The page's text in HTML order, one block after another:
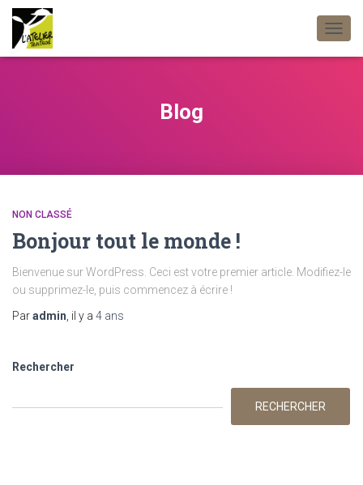
LA
Blog
NON CLASSÉ
Bonjour tout le monde !
Bienvenue sur WordPress. Ceci est votre premier article. Modifiez-le
ou supprimez-le, puis commencez à écrire !
Paradmin , il y a 4 ans
Rechercher
RECHERCHER